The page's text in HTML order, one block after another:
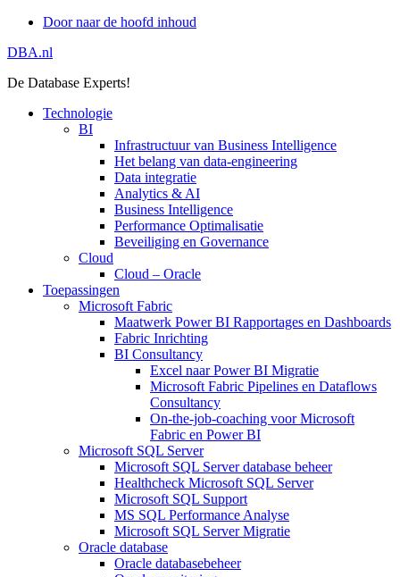
Door naar de hoofd inhoud
DBA.nl
De Database Experts!
Technologie
BI
Infrastructuur van Business Intelligence
Het belang van data-engineering
Data integratie
Analytics & AI
Business Intelligence
Performance Optimalisatie
Beveiliging en Governance
Cloud
Cloud – Oracle
Toepassingen
Microsoft Fabric
Maatwerk Power BI Rapportages en Dashboards
Fabric Inrichting
BI Consultancy
Excel naar Power BI Migratie
Microsoft Fabric Pipelines en Dataflows
Consultancy
On-the-job-coaching voor Microsoft
Fabric en Power BI
Microsoft SQL Server
Microsoft SQL Server database beheer
Healthcheck Microsoft SQL Server
Microsoft SQL Support
MS SQL Performance Analyse
Microsoft SQL Server Migratie
Oracle database
Oracle databasebeheer